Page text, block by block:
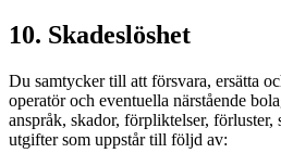
10. Skadeslöshet
Du samtycker till att försvara, ersätta
operatör och eventuella närstående
anspråk, skador, förpliktelser, förluster,
utgifter som uppstår till följd av: